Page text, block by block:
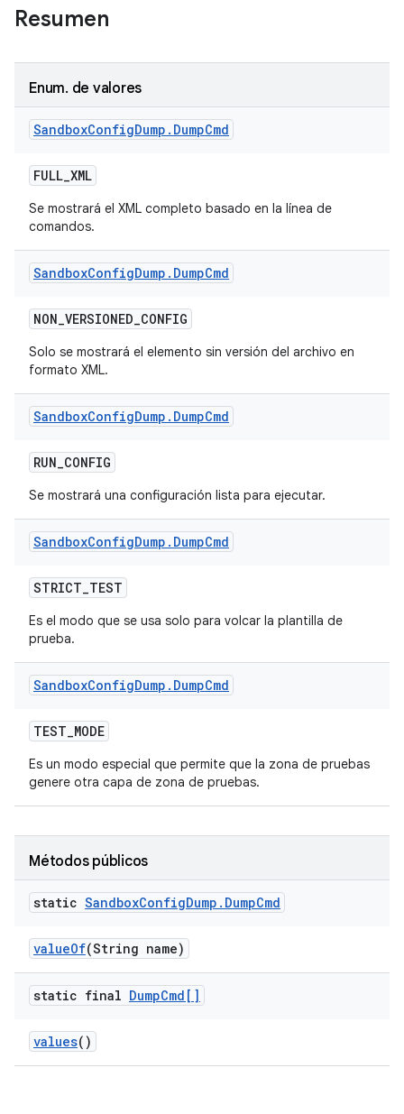
Resumen
Enum. de valores
SandboxConfigDump . DumpCmd
FULL_XML
Se mostrará el XML completo basado en la línea de
comandos.
SandboxConfigDump . DumpCmd
NON_VERSIONED_CONFIG
Solo se mostrará el elemento sin versión del archivo en
formato XML.
SandboxConfigDump . DumpCmd
RUN_CONFIG
Se mostrará una configuración lista para ejecutar.
SandboxConfigDump . DumpCmd
STRICT_TEST
Es el modo que se usa solo para volcar la plantilla de
prueba.
SandboxConfigDump . DumpCmd
TEST_MODE
Es un modo especial que permite que la zona de pruebas
genere otra capa de zona de pruebas.
Métodos públicos
static SandboxConfigDump . DumpCmd
valueOf(String name)
static final DumpCmd[]
values()